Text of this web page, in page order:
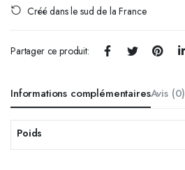
Créé dans le sud de la France
Partager ce produit:
Informations complémentairesAvis (0)
Poids